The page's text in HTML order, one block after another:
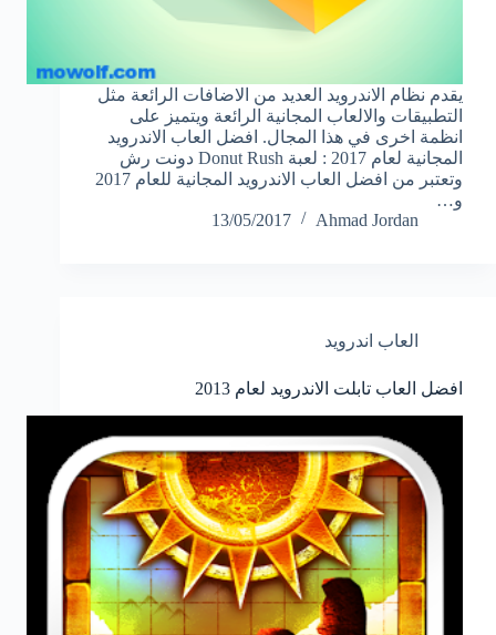
يقدم نظام الاندرويد العديد من الاضافات الرائعة مثل
التطبيقات والالعاب المجانية الرائعة ويتميز على
انظمة اخرى في هذا المجال. افضل العاب الاندرويد
المجانية لعام 2017 : لعبة Donut Rush دونت رش
وتعتبر من افضل العاب الاندرويد المجانية للعام 2017
و…
Ahmad Jordan
13/05/2017
العاب اندرويد
افضل العاب تابلت الاندرويد لعام 2013